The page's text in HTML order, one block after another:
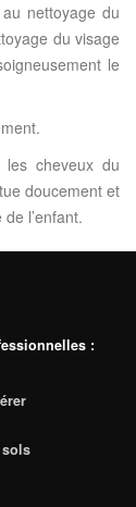
nettoyage du
du visage
le
cheveux du
doucement et
l’enfant.
:
sols